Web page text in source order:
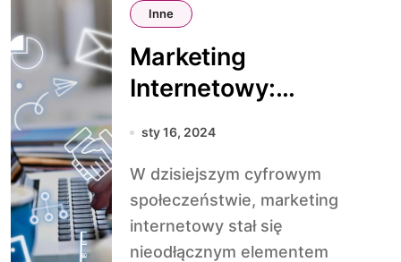
Inne
Marketing
Internetowy:
Kluczowe
Sukcesu W
Dzisiejszym
Świecie Biznesu
sty 16, 2024
W dzisiejszym cyfrowym
społeczeństwie, marketing
internetowy stał się
nieodłącznym elementem